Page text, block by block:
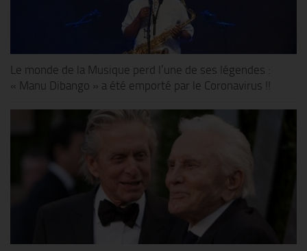
Le monde de la Musique perd l’une de ses légendes :
« Manu Dibango » a été emporté par le Coronavirus !!